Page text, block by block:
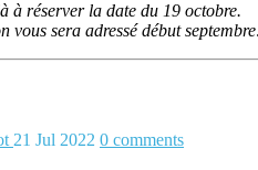
à réserver la date du 19 octobre.
vous sera adressé début septembre
21 Jul 2022 0 comments